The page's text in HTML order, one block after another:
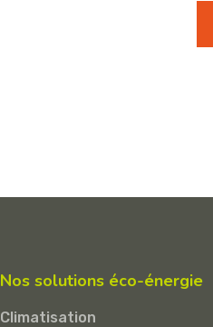
Nos solutions éco-énergie
Climatisation